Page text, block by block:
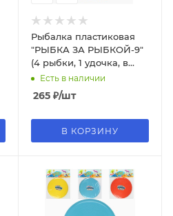
Рыбалка пластиковая
"РЫБКА ЗА РЫБКОЙ-9"
(4 рыбки, 1 удочка, в
блистере), М1258
Есть в наличии
265 ₽/шт
В КОРЗИНУ